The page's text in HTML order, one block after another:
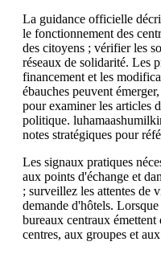
La guidance officielle
le fonctionnement des
des citoyens ; vérifier les
réseaux de solidarité. Les
financement et les
ébauches peuvent
pour examiner les articles
politique.
notes stratégiques pour
Les signaux pratiques
aux points d'échange et
; surveillez les attentes de
demande d'hôtels.
bureaux centraux émettent
centres, aux groupes et